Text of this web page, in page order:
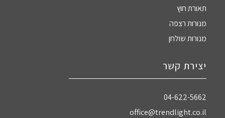
תאורת חוץ
מנורות רצפה
מנורות שולחן
יצירת קשר
04-622-5662‏
office@trendlight.co.il